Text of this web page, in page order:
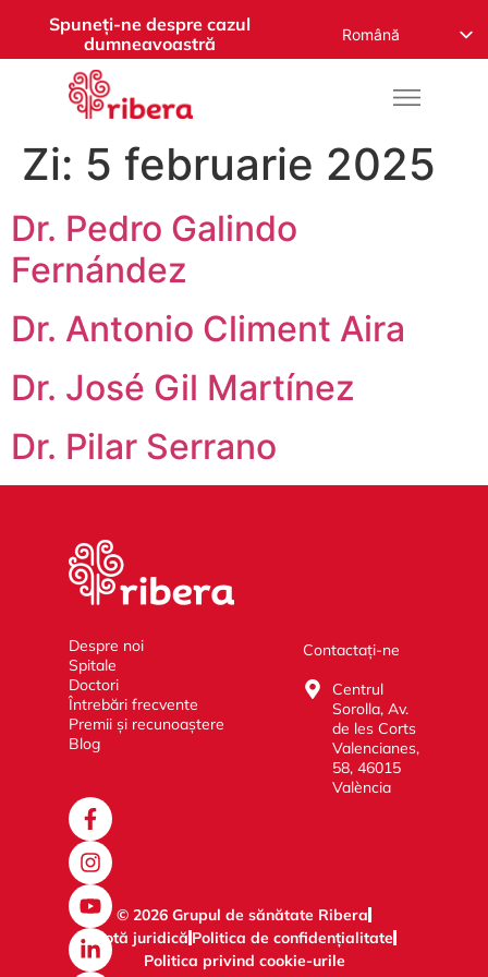
Spuneți-ne despre cazul
dumneavoastră
Română
Español
Русский
Français
العربية
Zi: 5 februarie 2025
Dr. Pedro Galindo
Fernández
Dr. Antonio Climent Aira
Dr. José Gil Martínez
Dr. Pilar Serrano
Despre noi
Spitale
Doctori
Întrebări frecvente
Premii și recunoaștere
Blog
Contactați-ne
Centrul
Sorolla, Av.
de les Corts
Valencianes,
58, 46015
València
© 2026 Grupul de sănătate Ribera
Notă juridică Politica de confidențialitate
Politica privind cookie-urile